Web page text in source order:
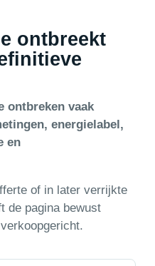
ontbreekt
ontbreken vaak
energielabel,
en
of in later verrijkte
de pagina bewust